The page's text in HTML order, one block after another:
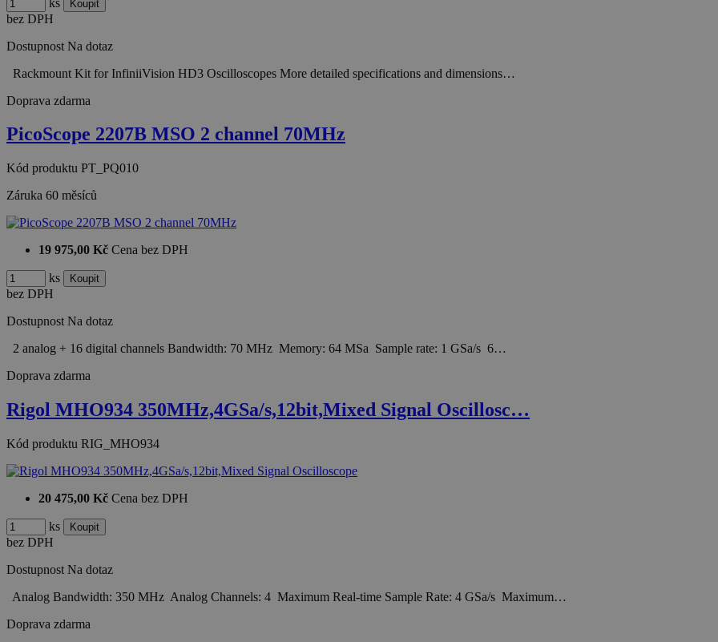
bez DPH
Dostupnost Na dotaz
Rackmount Kit for InfiniiVision HD3 Oscilloscopes More detailed specifications and dimensions…
Doprava zdarma
PicoScope 2207B MSO 2 channel 70MHz
Kód produktu PT_PQ010
Záruka 60 měsíců
19 975,00 Kč Cena bez DPH
ks
bez DPH
Dostupnost Na dotaz
2 analog + 16 digital channels Bandwidth: 70 MHz Memory: 64 MSa Sample rate: 1 GSa/s 6…
Doprava zdarma
Rigol MHO934 350MHz,4GSa/s,12bit,Mixed Signal Oscillosc…
Kód produktu RIG_MHO934
20 475,00 Kč Cena bez DPH
ks
bez DPH
Dostupnost Na dotaz
Analog Bandwidth: 350 MHz Analog Channels: 4 Maximum Real-time Sample Rate: 4 GSa/s Maximum…
Doprava zdarma